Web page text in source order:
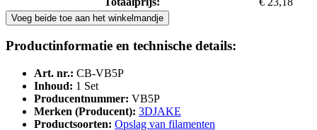
Voeg beide toe aan het winkelmandje
Productinformatie en technische details:
Art. nr.: CB-VB5P
Inhoud: 1 Set
Producentnummer: VB5P
Merken (Producent): 3DJAKE
Productsoorten: Opslag van filamenten